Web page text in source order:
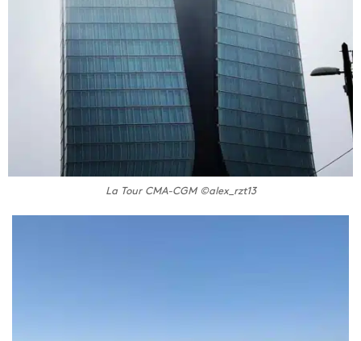
La Tour CMA-CGM ©alex_rzt13